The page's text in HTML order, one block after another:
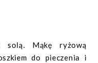
solą. Mąkę ryżową
do pieczenia i